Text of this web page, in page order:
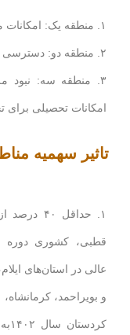
۱. منطقه یک: امکانات مرفه تحصیلی برای دانش‌آموزان
۲. منطقه دو: دسترسی به مراکز آموزشی در حد متوسط
۳. منطقه سه:
امکانات تحصیلی برای
تاثیر سهمیه
۱. حداقل
قطبی، کشوری دوره
عالی در استان‌های
و بویراحمد،